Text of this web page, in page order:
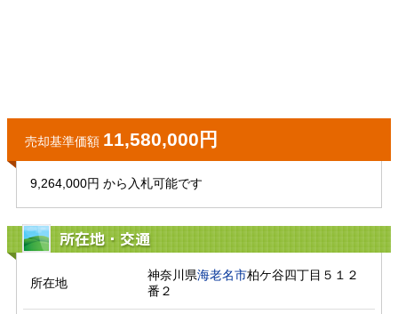
売却基準価額 11,580,000円
9,264,000円 から入札可能です
所在地・交通
所在地
神奈川県海老名市柏ケ谷四丁目５１２
番２